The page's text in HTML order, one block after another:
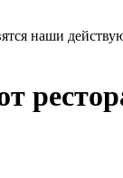
наши